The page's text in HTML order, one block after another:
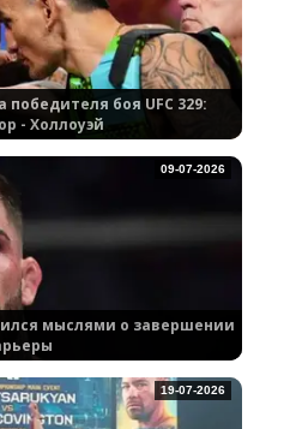
боя UFC 329:
- Холлоуэй
мыслями о завершении
09-07-2026
19-07-2026